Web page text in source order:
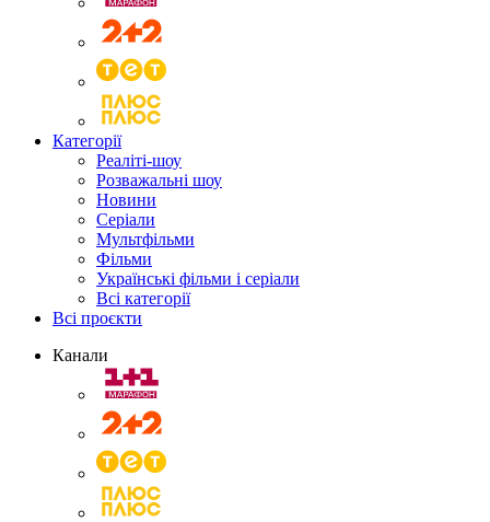
Категорії
Реаліті-шоу
Розважальні шоу
Новини
Серіали
Мультфільми
Фільми
Українські фільми і серіали
Всі категорії
Всі проєкти
Канали